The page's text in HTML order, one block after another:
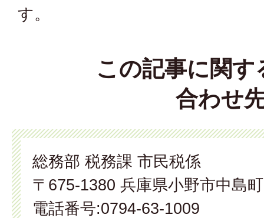
す。
この記事に関す
合わせ
総務部 税務課 市民税係
〒675-1380 兵庫県小野市中島
電話番号:0794-63-1009